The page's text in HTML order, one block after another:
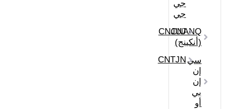
جي
جي
CNANQ
(أنكينج)
CNJUJ
سي
إن
إن
بي
أو
CNTJN